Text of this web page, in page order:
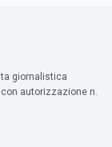
giornalistica
autorizzazione n.